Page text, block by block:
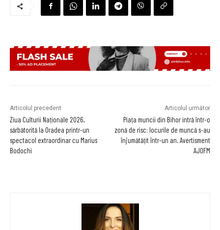
Articolul precedent
Ziua Culturii Naționale 2026,
sărbătorită la Oradea printr-un
spectacol extraordinar cu Marius
Bodochi
Articolul următor
Piața muncii din Bihor intră într-o
zonă de risc: locurile de muncă s-au
înjumătățit într-un an. Avertisment
AJOFM